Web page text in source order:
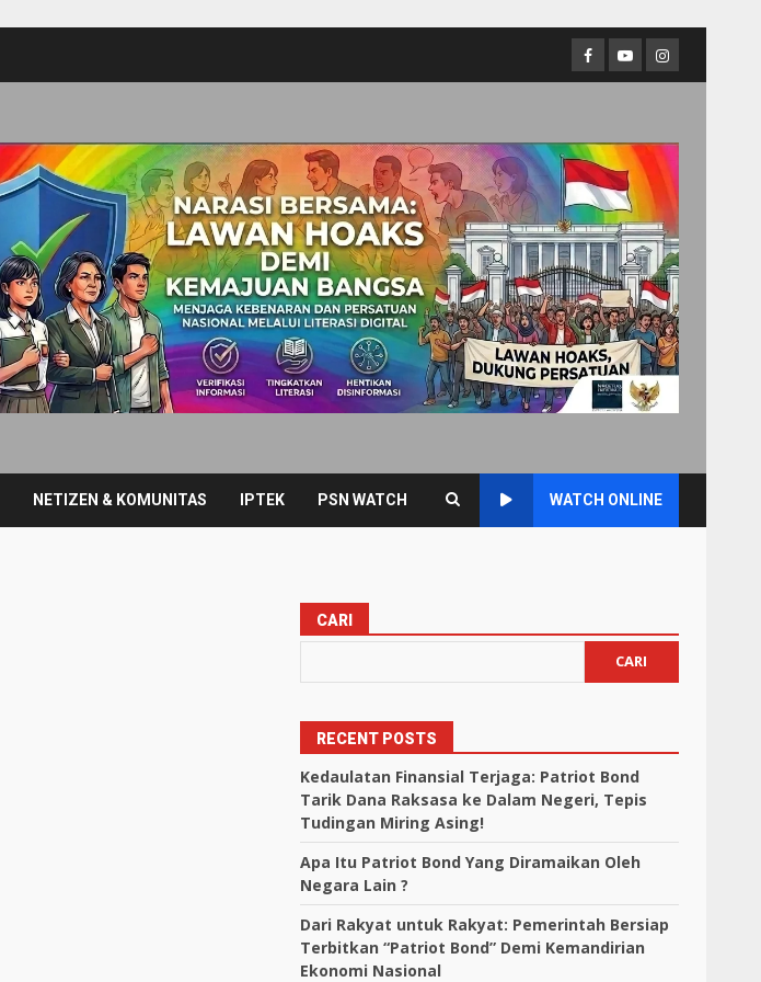
NETIZEN & KOMUNITAS IPTEK PSN WATCH WATCH ONLINE
CARI
CARI
RECENT POSTS
Kedaulatan Finansial Terjaga: Patriot Bond
Tarik Dana Raksasa ke Dalam Negeri, Tepis
Tudingan Miring Asing!
Apa Itu Patriot Bond Yang Diramaikan Oleh
Negara Lain ?
Dari Rakyat untuk Rakyat: Pemerintah Bersiap
Terbitkan “Patriot Bond” Demi Kemandirian
Ekonomi Nasional